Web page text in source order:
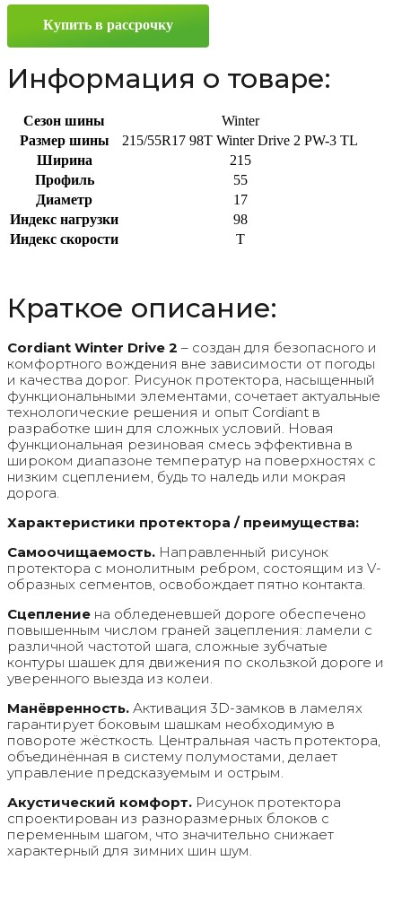
PW-
215/55
98T
Купить в рассрочку
Информация о товаре:
Сезон шины
Winter
Размер шины
215/55R17 98T Winter Drive 2 PW-3 TL
Ширина
215
Профиль
55
Диаметр
17
Индекс нагрузки
98
Индекс скорости
T
Краткое описание:
Cordiant Winter Drive 2 – создан для безопасного и
комфортного вождения вне зависимости от погоды
и качества дорог. Рисунок протектора, насыщенный
функциональными элементами, сочетает актуальные
технологические решения и опыт Cordiant в
разработке шин для сложных условий. Новая
функциональная резиновая смесь эффективна в
широком диапазоне температур на поверхностях с
низким сцеплением, будь то наледь или мокрая
дорога.
Характеристики протектора / преимущества:
Самоочищаемость. Направленный рисунок
протектора с монолитным ребром, состоящим из V-
образных сегментов, освобождает пятно контакта.
Сцепление на обледеневшей дороге обеспечено
повышенным числом граней зацепления: ламели с
различной частотой шага, сложные зубчатые
контуры шашек для движения по скользкой дороге и
уверенного выезда из колеи.
Манёвренность. Активация 3D-замков в ламелях
гарантирует боковым шашкам необходимую в
повороте жёсткость. Центральная часть протектора,
объединённая в систему полумостами, делает
управление предсказуемым и острым.
Акустический комфорт. Рисунок протектора
спроектирован из разноразмерных блоков с
переменным шагом, что значительно снижает
характерный для зимних шин шум.